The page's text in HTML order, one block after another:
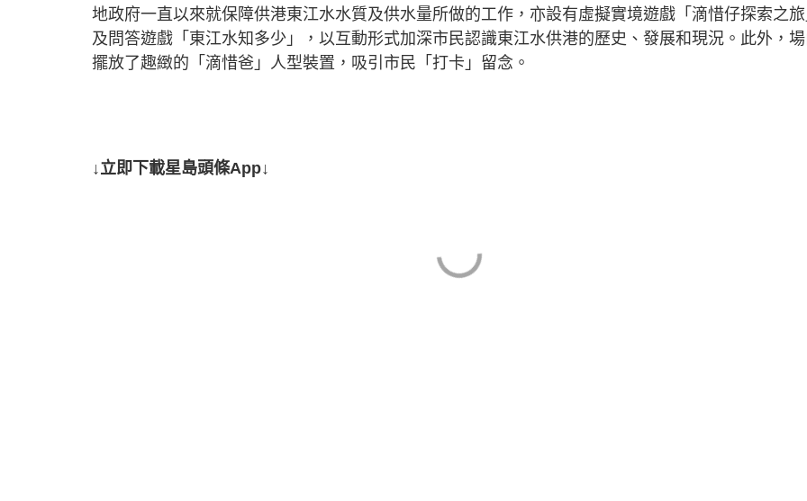
地政府一直以來就保障供港東江水水質及供水量所做的工作，亦設有虛擬實境遊戲「滴惜仔探索之
及問答遊戲「東江水知多少」，以互動形式加深市民認識東江水供港的歷史、發展和現況。此外，
擺放了趣緻的「滴惜爸」人型裝置，吸引市民「打卡」留念。
↓立即下載星島頭條App↓